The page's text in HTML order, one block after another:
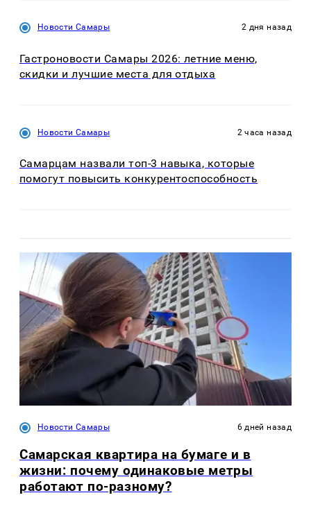
Новости Самары 2 дня назад
Гастроновости Самары 2026: летние меню,
скидки и лучшие места для отдыха
Новости Самары 2 часа назад
Самарцам назвали топ-3 навыка, которые
помогут повысить конкурентоспособность
Новости Самары 6 дней назад
Самарская квартира на бумаге и в
жизни: почему одинаковые метры
работают по-разному?